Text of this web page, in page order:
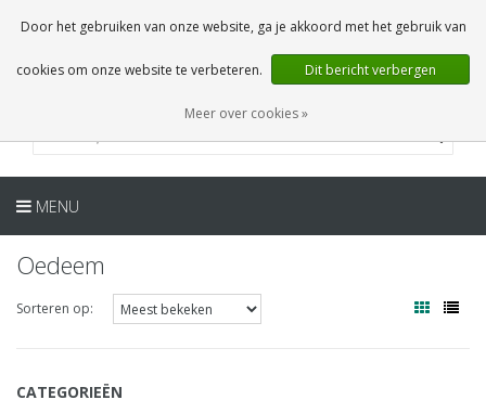
0 Artikelen
NL
MENU
Oedeem
Sorteren op:
CATEGORIEËN
Door het gebruiken van onze website, ga je akkoord met het gebruik van
cookies om onze website te verbeteren. Dit bericht verbergen
Meer over cookies »